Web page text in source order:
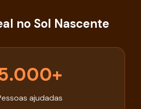
no Sol Nascente
ajudadas